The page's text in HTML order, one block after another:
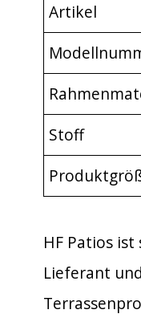
Artikel
Stoff
HF Patios ist
Lieferant